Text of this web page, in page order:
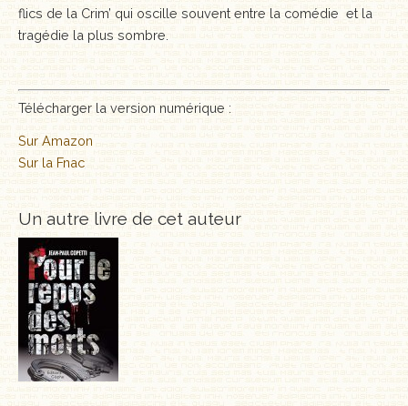
flics de la Crim’ qui oscille souvent entre la comédie et la
tragédie la plus sombre.
Télécharger la version numérique :
Sur Amazon
Sur la Fnac
Un autre livre de cet auteur